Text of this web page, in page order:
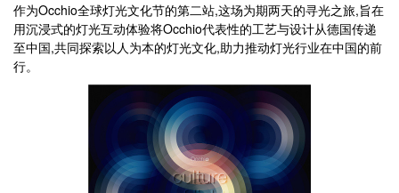
作为Occhio全球灯光文化节的第二站,这场为期两天的寻光之旅,旨在
用沉浸式的灯光互动体验将Occhio代表性的工艺与设计从德国传递
至中国,共同探索以人为本的灯光文化,助力推动灯光行业在中国的前
行。